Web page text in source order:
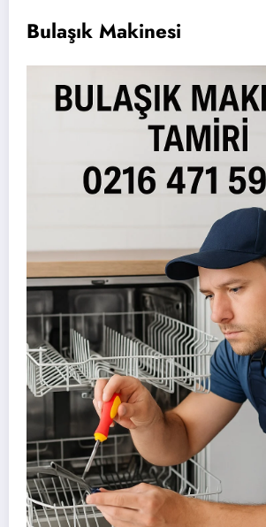
Bulaşık Makinesi